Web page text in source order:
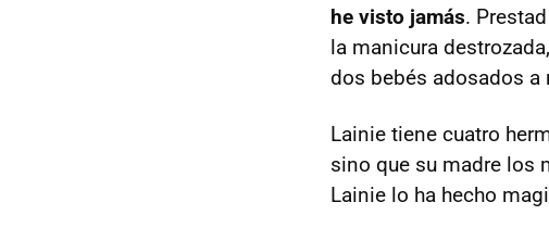
he visto jamás.
la manicura
dos bebés adosados a
Lainie tiene cuatro
sino que su madre los
Lainie lo ha hecho